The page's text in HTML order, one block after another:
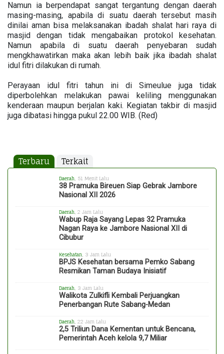
Namun ia berpendapat sangat tergantung dengan daerah
masing-masing, apabila di suatu daerah tersebut masih
dinilai aman bisa melaksanakan ibadah shalat hari raya di
masjid dengan tidak mengabaikan protokol kesehatan.
Namun apabila di suatu daerah penyebaran sudah
mengkhawatirkan maka akan lebih baik jika ibadah shalat
idul fitri dilakukan di rumah.
Perayaan idul fitri tahun ini di Simeulue juga tidak
diperbolehkan melakukan pawai keliling menggunakan
kenderaan maupun berjalan kaki. Kegiatan takbir di masjid
juga dibatasi hingga pukul 22.00 WIB. (Red)
Terbaru Terkait
Daerah , 51 Menit Lalu
38 Pramuka Bireuen Siap Gebrak Jambore
Nasional XII 2026
Daerah , 2 Jam Lalu
Wabup Raja Sayang Lepas 32 Pramuka
Nagan Raya ke Jambore Nasional XII di
Cibubur
Kesehatan , 3 Jam Lalu
BPJS Kesehatan bersama Pemko Sabang
Resmikan Taman Budaya Inisiatif
Daerah , 3 Jam Lalu
Walikota Zulkifli Kembali Perjuangkan
Penerbangan Rute Sabang-Medan
Daerah , 22 Jam Lalu
2,5 Triliun Dana Kementan untuk Bencana,
Pemerintah Aceh kelola 9,7 Miliar